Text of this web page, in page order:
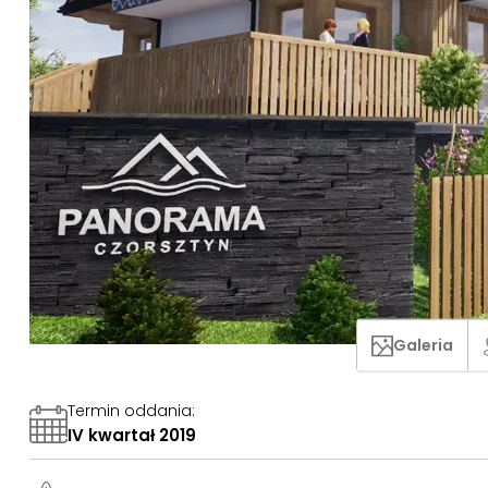
Galeria
Termin oddania:
IV kwartał 2019